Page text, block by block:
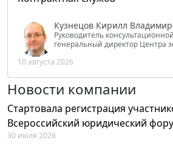
Кузнецов Кирилл
Руководитель
генеральный директор Центра
РФ
10 августа 2026
Новости компании
Стартовала регистрация
Всероссийский юридический
30 июля 2026